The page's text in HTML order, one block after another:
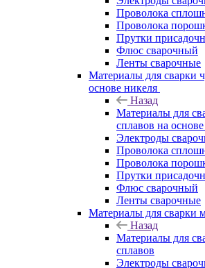
Проволока
Проволока
Прутки
Флюс сварочный
Ленты сварочные
Материалы для сварки
основе никеля
Назад
Материалы для
сплавов на
Электроды
Проволока
Проволока
Прутки
Флюс сварочный
Ленты сварочные
Материалы для сварки
Назад
Материалы для
сплавов
Электроды